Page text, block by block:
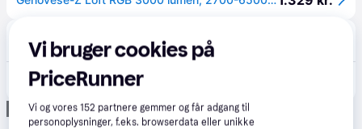
39 kr. fragt,5-7 dage
Eglo Z Genovese loftlampe
Annonce
Vi bruger cookies på
PriceRunner
Vi og vores152 partnere gemmer og får adgang til
personoplysninger, f.eks. browserdata eller unikke